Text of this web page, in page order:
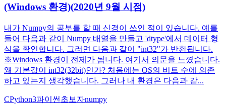
(Windows 환경)(2020년 9월 시점)
내가 Numpy의 공부를 할 때 신경이 쓰인 적이 있습니다. 예를
들어 다음과 같이 Numpy 배열을 만들고 'dtype'에서 데이터 형
식을 확인합니다. 그러면 다음과 같이 "int32"가 반환됩니다.
※Windows 환경이 전제가 됩니다. 여기서 의문을 느꼈습니다.
왜 기본값이 int32(32bit)인가? 처음에는 OS의 비트 수에 의존
하고 있는지 생각했습니다. 그러나 내 환경은 다음과 같...
CPython3파이썬 초보자numpy